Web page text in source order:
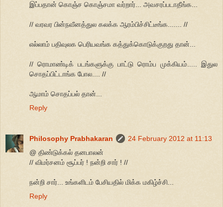
இப்பதான் கொஞ்ச கொஞ்சமா வர்றார்... அவசரப்படாதீங்க...
// வரவர பின்நவீனத்துல கலக்க ஆரம்பிச்சிட்டீங்க....... //
எல்லாம் பதிவுலக பெரியவங்க கத்துக்கொடுக்குறது தான்...
// ரொமாண்டிக் படங்களுக்கு பாட்டு ரொம்ப முக்கியம்..... இதுல
சொதப்பிட்டாங்க போல.... //
ஆமாம் சொதப்பல் தான்...
Reply
Philosophy Prabhakaran
24 February 2012 at 11:13
@ திண்டுக்கல் தனபாலன்
// விமர்சனம் சூப்பர் ! நன்றி சார் ! //
நன்றி சார்... உங்களிடம் பேசியதில் மிக்க மகிழ்ச்சி...
Reply